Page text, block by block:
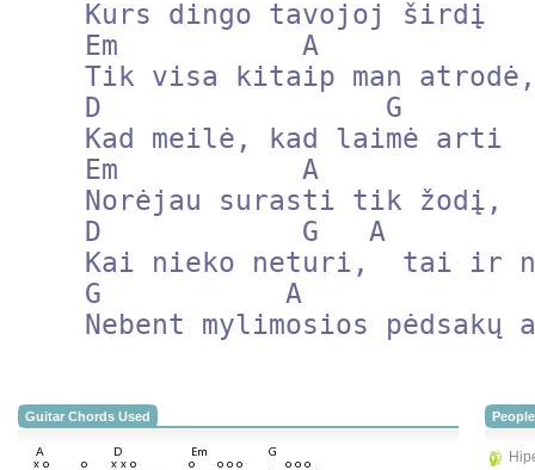
Nebent mylimosios pėdsakų
Guitar Chords Used